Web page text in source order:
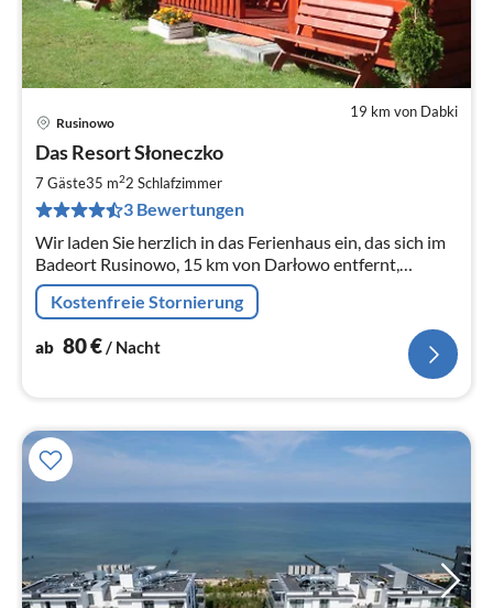
19 km von Dabki
Rusinowo
Das Resort Słoneczko
7 Gäste35 m22 Schlafzimmer
3 Bewertungen
Wir laden Sie herzlich in das Ferienhaus ein, das sich im
Badeort Rusinowo, 15 km von Darłowo entfernt,
befindet.
Kostenfreie Stornierung
ab 80€/ Nacht